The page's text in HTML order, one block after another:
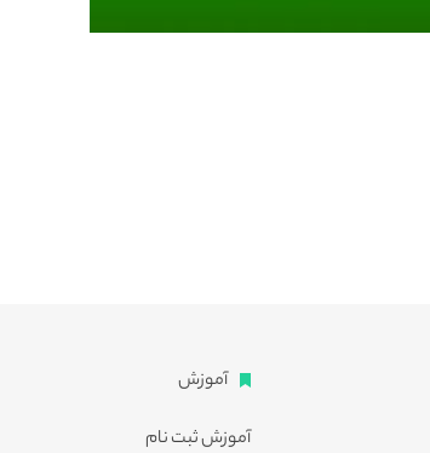
آموزش
آموزش ثبت نام